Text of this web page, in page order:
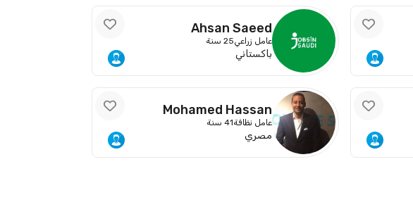
Ahsan Saeed
عامل زراعي25 سنة
باكستاني
Mohamed Hassan
عامل نظافة41 سنة
مصري